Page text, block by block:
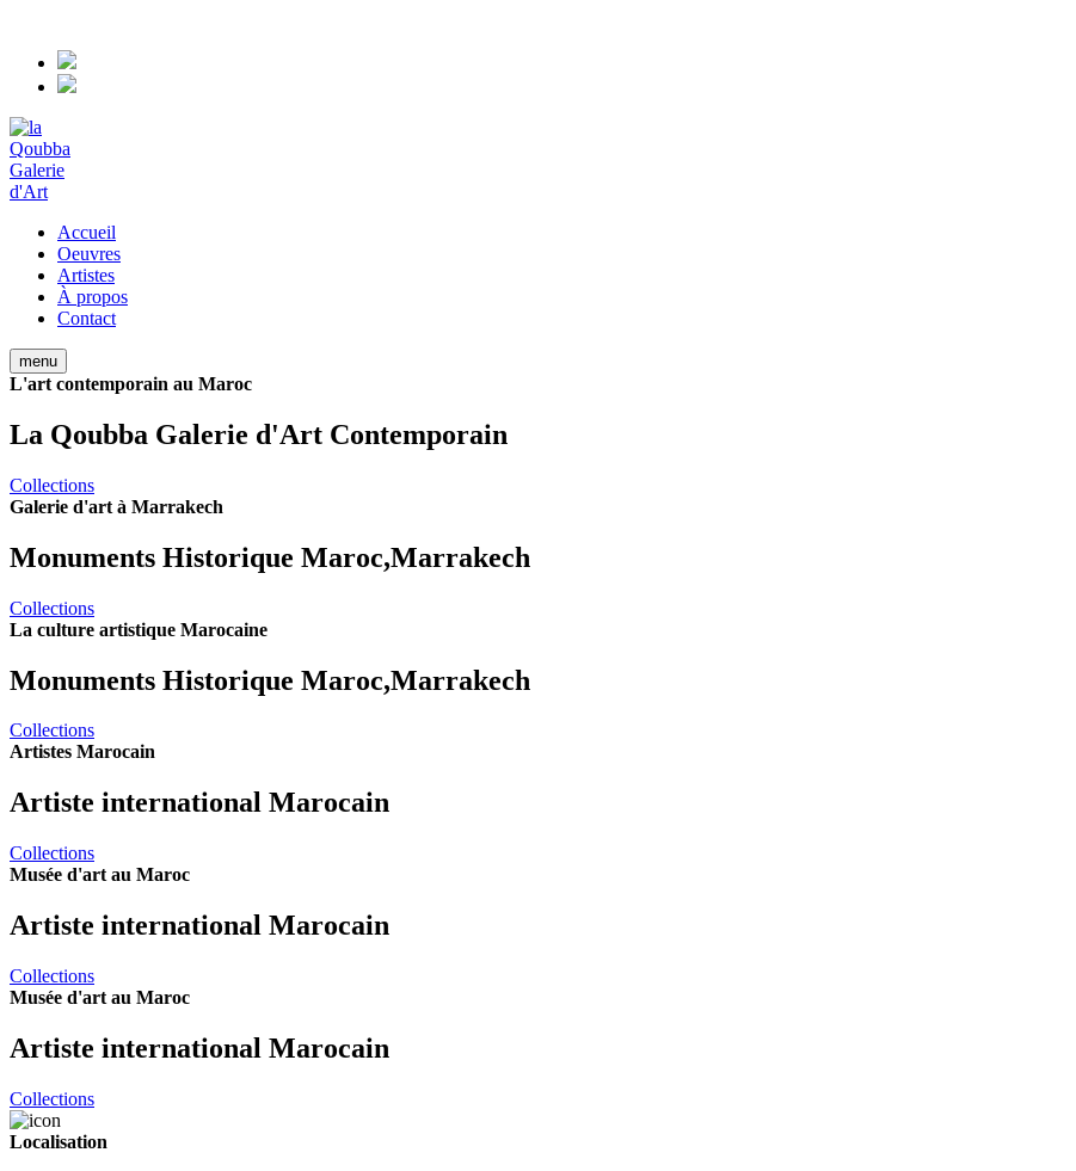
Accueil
Oeuvres
Artistes
À propos
Contact
menu
L'art contemporain au Maroc
La Qoubba Galerie d'Art Contemporain
Collections
Galerie d'art à Marrakech
Monuments Historique Maroc,Marrakech
Collections
La culture artistique Marocaine
Monuments Historique Maroc,Marrakech
Collections
Artistes Marocain
Artiste international Marocain
Collections
Musée d'art au Maroc
Artiste international Marocain
Collections
Musée d'art au Maroc
Artiste international Marocain
Collections
Localisation